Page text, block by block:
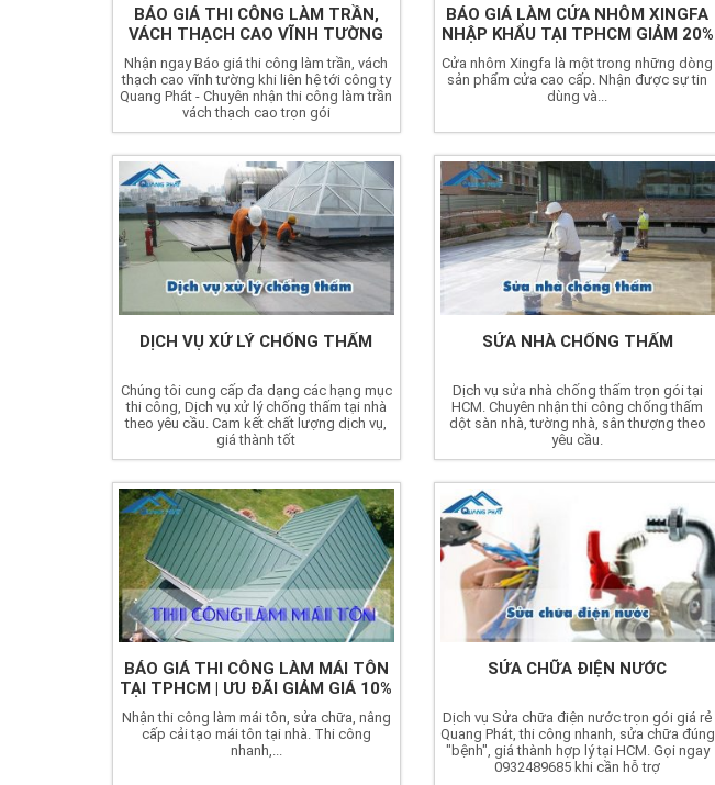
BÁO GIÁ THI CÔNG LÀM TRẦN,
VÁCH THẠCH CAO VĨNH TƯỜNG
Nhận ngay Báo giá thi công làm trần, vách
thạch cao vĩnh tường khi liên hệ tới công ty
Quang Phát - Chuyên nhận thi công làm trần
vách thạch cao trọn gói
BÁO GIÁ LÀM CỬA NHÔM XINGFA
NHẬP KHẨU TẠI TPHCM GIẢM 20%
Cửa nhôm Xingfa là một trong những dòng
sản phẩm cửa cao cấp. Nhận được sự tin
dùng và...
DỊCH VỤ XỬ LÝ CHỐNG THẤM
Chúng tôi cung cấp đa dạng các hạng mục
thi công, Dịch vụ xử lý chống thấm tại nhà
theo yêu cầu. Cam kết chất lượng dịch vụ,
giá thành tốt
SỬA NHÀ CHỐNG THẤM
Dịch vụ sửa nhà chống thấm trọn gói tại
HCM. Chuyên nhận thi công chống thấm
dột sàn nhà, tường nhà, sân thượng theo
yêu cầu.
BÁO GIÁ THI CÔNG LÀM MÁI TÔN
TẠI TPHCM | ƯU ĐÃI GIẢM GIÁ 10%
Nhận thi công làm mái tôn, sửa chữa, nâng
cấp cải tạo mái tôn tại nhà. Thi công
nhanh,...
SỬA CHỮA ĐIỆN NƯỚC
Dịch vụ Sửa chữa điện nước trọn gói giá rẻ
Quang Phát, thi công nhanh, sửa chữa đúng
"bệnh", giá thành hợp lý tại HCM. Gọi ngay
0932489685 khi cần hỗ trợ